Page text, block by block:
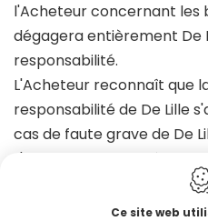
l'Acheteur concernant les
dégagera entièrement De
responsabilité.
L'Acheteur reconnaît que
responsabilité de De Lille
cas de faute grave de De
L'Acheteur reconnaît que
dommages éventuels
opérationnelle d'un
Ce site web